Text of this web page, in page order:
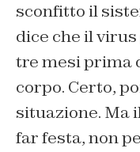
sconfitto il
dice che il
tre mesi prima
corpo. Certo,
situazione. Ma
far festa, non